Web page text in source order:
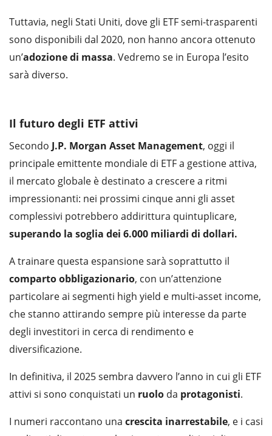
Tuttavia, negli Stati Uniti, dove gli ETF semi-trasparenti
sono disponibili dal 2020, non hanno ancora ottenuto
un’adozione di massa. Vedremo se in Europa l’esito
sarà diverso.
Il futuro degli ETF attivi
Secondo J.P. Morgan Asset Management, oggi il
principale emittente mondiale di ETF a gestione attiva,
il mercato globale è destinato a crescere a ritmi
impressionanti: nei prossimi cinque anni gli asset
complessivi potrebbero addirittura quintuplicare,
superando la soglia dei 6.000 miliardi di dollari.
A trainare questa espansione sarà soprattutto il
compartoobbligazionario, con un’attenzione
particolare ai segmenti high yield e multi-asset income,
che stanno attirando sempre più interesse da parte
degli investitori in cerca di rendimento e
diversificazione.
In definitiva, il 2025 sembra davvero l’anno in cui gli ETF
attivi si sono conquistati un ruolo da protagonisti.
I numeri raccontano una crescita inarrestabile, e i casi